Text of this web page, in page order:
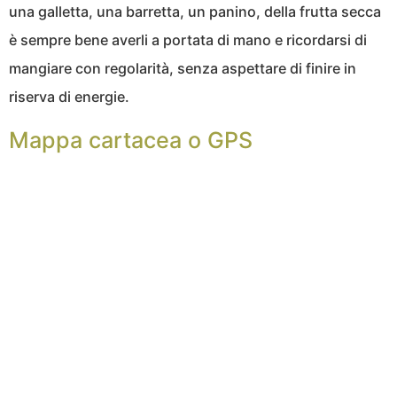
una galletta, una barretta, un panino, della frutta secca
è sempre bene averli a portata di mano e ricordarsi di
mangiare con regolarità, senza aspettare di finire in
riserva di energie.
Mappa cartacea o GPS